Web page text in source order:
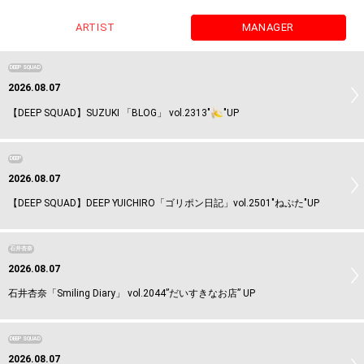
ARTIST MANAGER
DEEP SQUAD
2026.08.07
【DEEP SQUAD】SUZUKI 「BLOG」 vol.2313" "UP
DEEP
2026.08.07
【DEEP SQUAD】DEEP YUICHIRO「ゴリポン日記」vol.2501"ねぷた"UP
石井杏奈
2026.08.07
石井杏奈「Smiling Diary」 vol.2044”だいすきなお店” UP
DEEP SQUAD
2026.08.07